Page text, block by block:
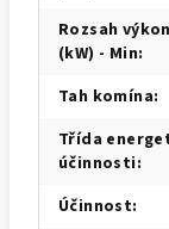
Rozsah
(kW) - Min:
Tah komína:
Třída
účinnosti:
Účinnost: